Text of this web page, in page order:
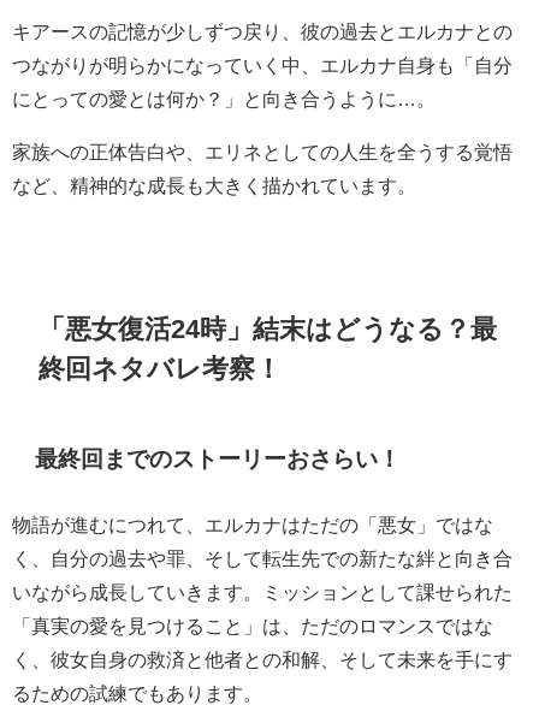
キアースの記憶が少しずつ戻り、彼の過去とエルカナとの
つながりが明らかになっていく中、エルカナ自身も「自分
にとっての愛とは何か？」と向き合うように…。
家族への正体告白や、エリネとしての人生を全うする覚悟
など、精神的な成長も大きく描かれています。
「悪女復活24時」結末はどうなる？最
終回ネタバレ考察！
最終回までのストーリーおさらい！
物語が進むにつれて、エルカナはただの「悪女」ではな
く、自分の過去や罪、そして転生先での新たな絆と向き合
いながら成長していきます。ミッションとして課せられた
「真実の愛を見つけること」は、ただのロマンスではな
く、彼女自身の救済と他者との和解、そして未来を手にす
るための試練でもあります。